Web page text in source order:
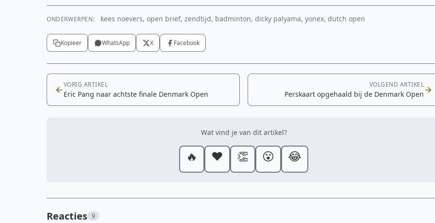
ONDERWERPEN: kees noevers, open brief, zendtijd, badminton, dicky palyama, yonex, dutch open
Kopieer WhatsApp X Facebook
VORIG ARTIKEL
Eric Pang naar achtste finale Denmark Open
VOLGEND ARTIKEL
Perskaart opgehaald bij de Denmark Open
Wat vind je van dit artikel?
🔥 ❤️ 👏 😮 😂
Reacties 9